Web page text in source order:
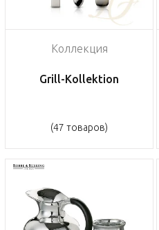
Коллекция
Grill-Kollektion
(47 товаров)